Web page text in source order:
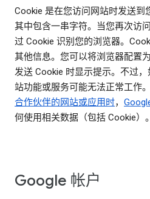
Cookie 是在您访问网站时发送到
其中包含一串字符。当您再次访
过 Cookie 识别您的浏览器。
其他信息。您可以将浏览器配置
发送 Cookie 时显示提示。不过
站功能或服务可能无法正常工作
合作伙伴的网站或应用时，
何使用相关数据（包括 Cookie）。
Google 帐户